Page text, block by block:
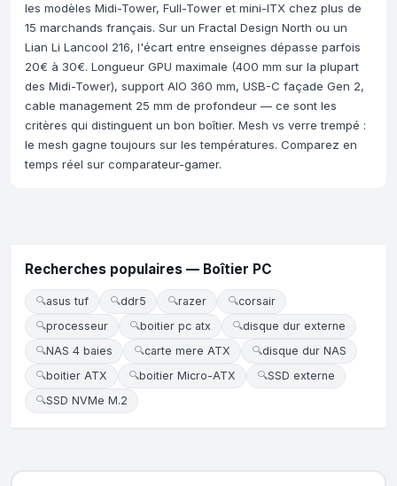
les modèles Midi-Tower, Full-Tower et mini-ITX chez plus de
15 marchands français. Sur un Fractal Design North ou un
Lian Li Lancool 216, l'écart entre enseignes dépasse parfois
20€ à 30€. Longueur GPU maximale (400 mm sur la plupart
des Midi-Tower), support AIO 360 mm, USB-C façade Gen 2,
cable management 25 mm de profondeur — ce sont les
critères qui distinguent un bon boîtier. Mesh vs verre trempé :
le mesh gagne toujours sur les températures. Comparez en
temps réel sur comparateur-gamer.
Recherches populaires — Boîtier PC
🔍asus tuf 🔍ddr5 🔍razer 🔍corsair
🔍processeur 🔍boitier pc atx 🔍disque dur externe
🔍NAS 4 baies 🔍carte mere ATX 🔍disque dur NAS
🔍boitier ATX 🔍boitier Micro-ATX 🔍SSD externe
🔍SSD NVMe M.2